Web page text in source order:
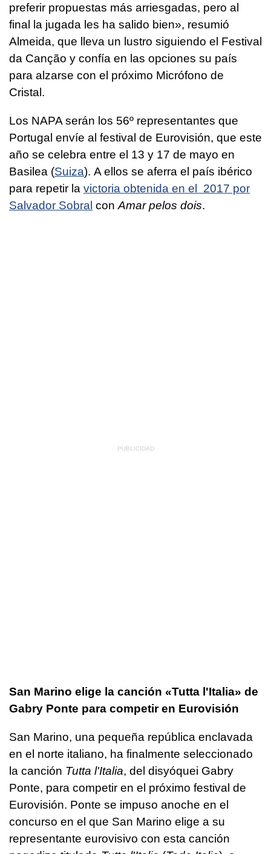
preferir propuestas más arriesgadas, pero al
final la jugada les ha salido bien», resumió
Almeida, que lleva un lustro siguiendo el Festival
da Canção y confía en las opciones su país
para alzarse con el próximo Micrófono de
Cristal.
Los NAPA serán los 56º representantes que
Portugal envíe al festival de Eurovisión, que este
año se celebra entre el 13 y 17 de mayo en
Basilea (Suiza). A ellos se aferra el país ibérico
para repetir la victoria obtenida en el 2017 por
Salvador Sobral con Amar pelos dois.
San Marino elige la canción «Tutta l'Italia» de
Gabry Ponte para competir en Eurovisión
San Marino, una pequeña república enclavada
en el norte italiano, ha finalmente seleccionado
la canción Tutta l'Italia, del disyóquei Gabry
Ponte, para competir en el próximo festival de
Eurovisión. Ponte se impuso anoche en el
concurso en el que San Marino elige a su
representante eurovisivo con esta canción